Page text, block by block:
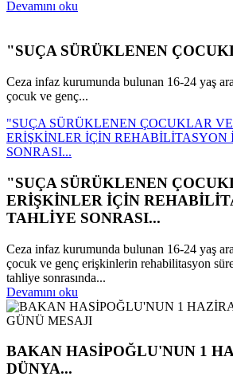
Devamını oku
"SUÇA SÜRÜKLENEN
Ceza infaz kurumunda bulunan 16-24 yaş
çocuk ve genç...
"SUÇA SÜRÜKLENEN ÇOCUKLAR
ERİŞKİNLER İÇİN REHABİLİTASYON
SONRASI...
"SUÇA SÜRÜKLENEN
ERİŞKİNLER İÇİN
TAHLİYE SONRASI...
Ceza infaz kurumunda bulunan 16-24 yaş
çocuk ve genç erişkinlerin rehabilitasyon
tahliye sonrasında...
Devamını oku
BAKAN HASİPOĞLU'NUN 1
DÜNYA...